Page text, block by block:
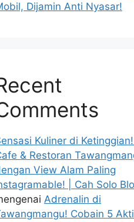
Dijamin Anti Nyasar!
Kuliner di
& Restoran
View Alam Paling
| Cah Solo
Adrenalin di
Cobain 5